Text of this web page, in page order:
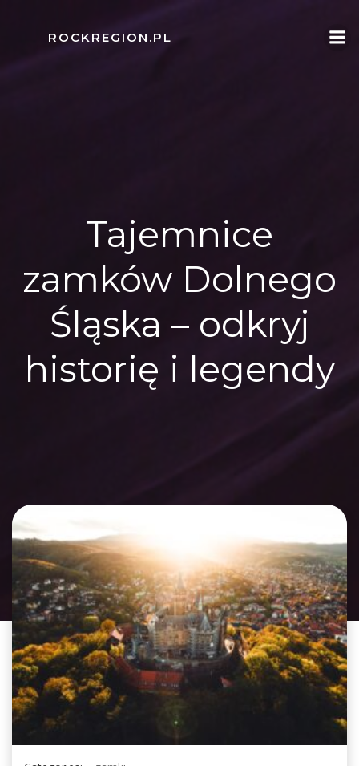
ROCKREGION.PL
Tajemnice
zamków Dolnego
Śląska – odkryj
historię i legendy